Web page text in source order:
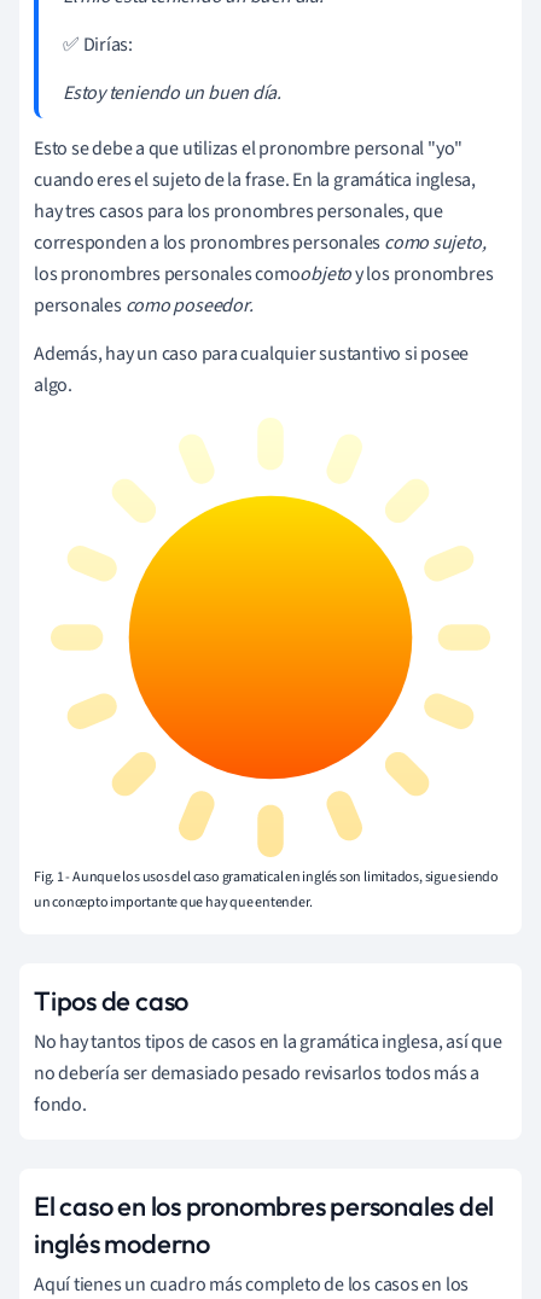
✅ Dirías:
Estoy teniendo un buen día.
Esto se debe a que utilizas el pronombre personal "yo"
cuando eres el sujeto de la frase. En la gramática inglesa,
hay tres casos para los pronombres personales, que
corresponden a los pronombres personalescomo sujeto,
los pronombres personales comoobjetoy los pronombres
personalescomo poseedor.
Además, hay un caso para cualquier sustantivo si posee
algo.
Fig. 1 - Aunque los usos del caso gramatical en inglés son limitados, sigue siendo
un concepto importante que hay que entender.
Tipos de caso
No hay tantos tipos de casos en la gramática inglesa, así que
no debería ser demasiado pesado revisarlos todos más a
fondo.
El caso en los pronombres personales del
inglés moderno
Aquí tienes un cuadro más completo de los casos en los